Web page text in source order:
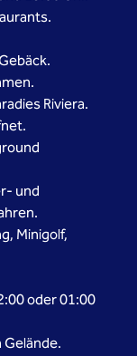
Riviera.
und
Minigolf,
oder 01:00